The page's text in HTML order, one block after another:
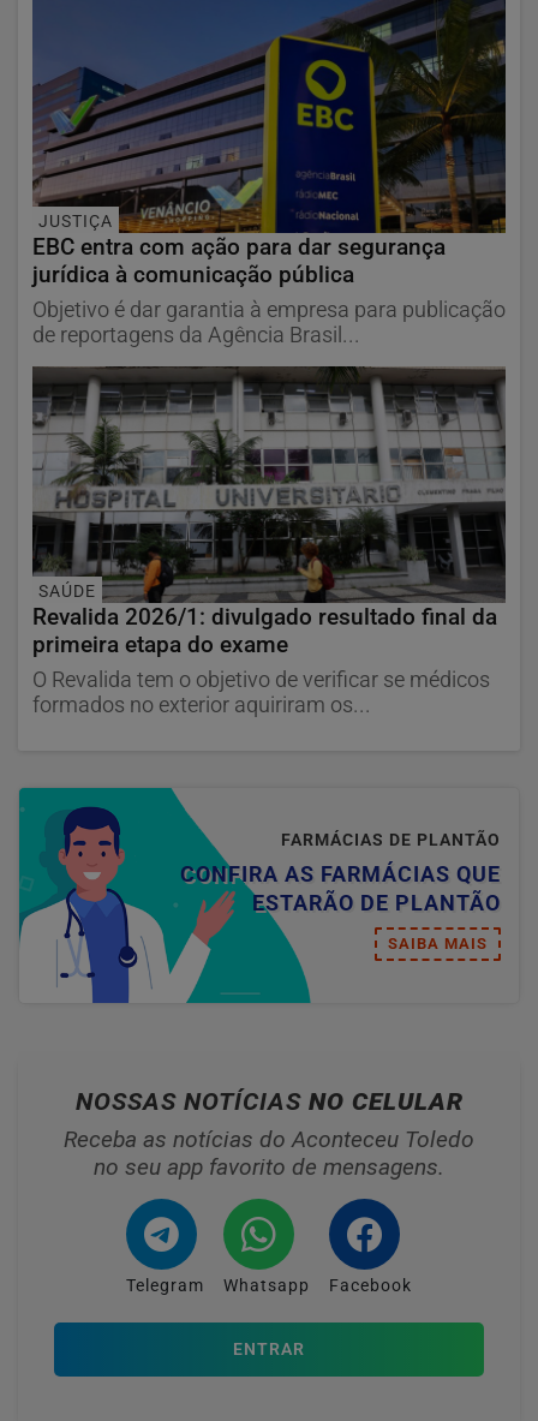
JUSTIÇA
EBC entra com ação para dar segurança
jurídica à comunicação pública
Objetivo é dar garantia à empresa para publicação
de reportagens da Agência Brasil...
SAÚDE
Revalida 2026/1: divulgado resultado final da
primeira etapa do exame
O Revalida tem o objetivo de verificar se médicos
formados no exterior aquiriram os...
FARMÁCIAS DE PLANTÃO
CONFIRA AS FARMÁCIAS QUE
ESTARÃO DE PLANTÃO
SAIBA MAIS
NOSSAS NOTÍCIAS NO CELULAR
Receba as notícias do Aconteceu Toledo
no seu app favorito de mensagens.
Telegram Whatsapp Facebook
ENTRAR